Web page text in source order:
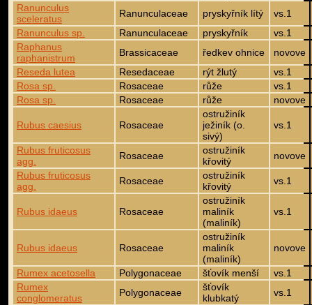
Ranunculus
sceleratus
Ranunculaceae pryskyřník lítý
vs.1
Ranunculus sp.
Ranunculaceae pryskyřník
vs.1
Raphanus
raphanistrum
Brassicaceae ředkev ohnice
novove
Reseda lutea
Resedaceae rýt žlutý
vs.1
Rosa sp.
Rosaceae růže
vs.1
Rosa sp.
Rosaceae růže novove
Rubus caesius Rosaceae
ostružiník
ježiník (o.
sivý)
vs.1
Rubus fruticosus
agg.
Rosaceae
ostružiník
křovitý
novove
Rubus fruticosus
agg.
Rosaceae
ostružiník
křovitý
vs.1
Rubus idaeus Rosaceae
ostružiník
maliník
(maliník)
vs.1
Rubus idaeus Rosaceae
ostružiník
maliník
(maliník)
novove
Rumex acetosella Polygonaceae šťovík menší
vs.1
Rumex
conglomeratus
Polygonaceae
šťovík
klubkatý
vs.1